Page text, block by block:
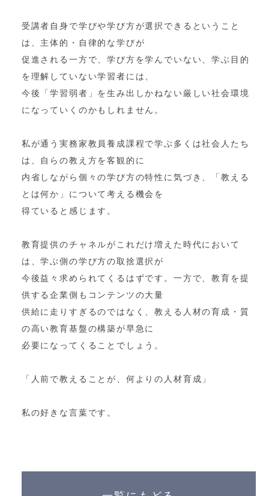
受講者自身で学びや学び方が選択できるということ
は、主体的・自律的な学びが
促進される一方で、学び方を学んでいない、学ぶ目的
を理解していない学習者には、
今後「学習弱者」を生み出しかねない厳しい社会環境
になっていくのかもしれません。
私が通う実務家教員養成課程で学ぶ多くは社会人たち
は、自らの教え方を客観的に
内省しながら個々の学び方の特性に気づき、「教える
とは何か」について考える機会を
得ていると感じます。
教育提供のチャネルがこれだけ増えた時代において
は、学ぶ側の学び方の取捨選択が
今後益々求められてくるはずです。一方で、教育を提
供する企業側もコンテンツの大量
供給に走りすぎるのではなく、教える人材の育成・質
の高い教育基盤の構築が早急に
必要になってくることでしょう。
「人前で教えることが、何よりの人材育成」
私の好きな言葉です。